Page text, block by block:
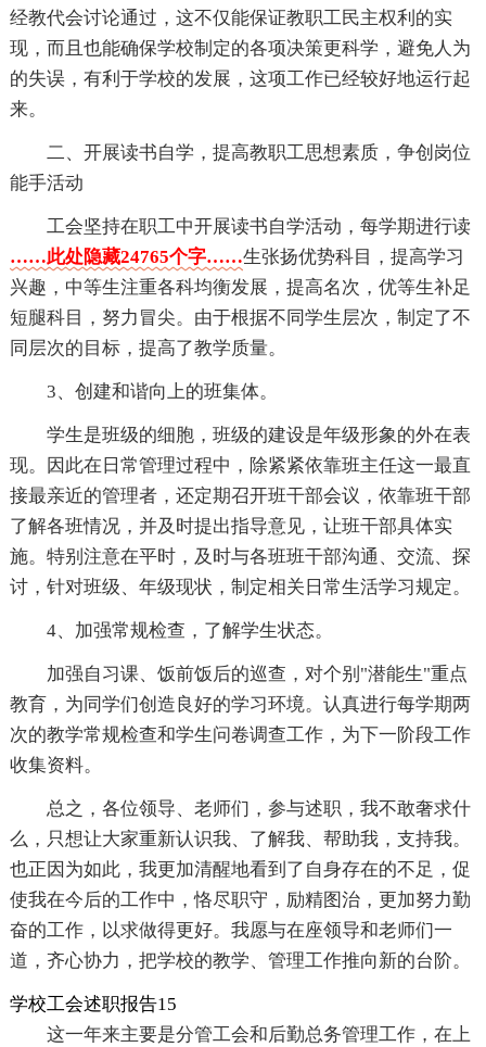
经教代会讨论通过，这不仅能保证教职工民主权利的实
现，而且也能确保学校制定的各项决策更科学，避免人为
的失误，有利于学校的发展，这项工作已经较好地运行起
来。
二、开展读书自学，提高教职工思想素质，争创岗位
能手活动
工会坚持在职工中开展读书自学活动，每学期进行读
……此处隐藏24765个字……生张扬优势科目，提高学习
兴趣，中等生注重各科均衡发展，提高名次，优等生补足
短腿科目，努力冒尖。由于根据不同学生层次，制定了不
同层次的目标，提高了教学质量。
3、创建和谐向上的班集体。
学生是班级的细胞，班级的建设是年级形象的外在表
现。因此在日常管理过程中，除紧紧依靠班主任这一最直
接最亲近的管理者，还定期召开班干部会议，依靠班干部
了解各班情况，并及时提出指导意见，让班干部具体实
施。特别注意在平时，及时与各班班干部沟通、交流、探
讨，针对班级、年级现状，制定相关日常生活学习规定。
4、加强常规检查，了解学生状态。
加强自习课、饭前饭后的巡查，对个别"潜能生"重点
教育，为同学们创造良好的学习环境。认真进行每学期两
次的教学常规检查和学生问卷调查工作，为下一阶段工作
收集资料。
总之，各位领导、老师们，参与述职，我不敢奢求什
么，只想让大家重新认识我、了解我、帮助我，支持我。
也正因为如此，我更加清醒地看到了自身存在的不足，促
使我在今后的工作中，恪尽职守，励精图治，更加努力勤
奋的工作，以求做得更好。我愿与在座领导和老师们一
道，齐心协力，把学校的教学、管理工作推向新的台阶。
学校工会述职报告15
这一年来主要是分管工会和后勤总务管理工作，在上